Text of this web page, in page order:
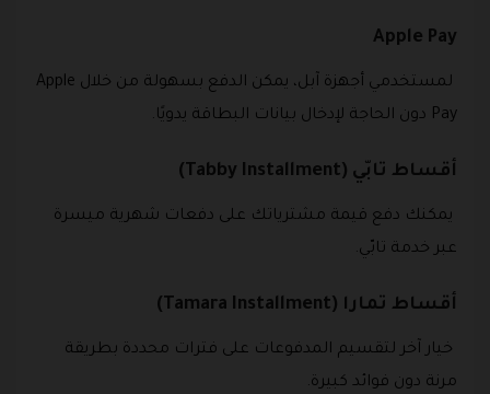
Apple Pay
لمستخدمي أجهزة آبل، يمكن الدفع بسهولة من خلال Apple
Pay دون الحاجة لإدخال بيانات البطاقة يدويًا.
أقساط تابّي (Tabby Installment)
يمكنك دفع قيمة مشترياتك على دفعات شهرية ميسرة
عبر خدمة تابّي.
أقساط تمارا (Tamara Installment)
خيار آخر لتقسيم المدفوعات على فترات محددة بطريقة
مرنة دون فوائد كبيرة.